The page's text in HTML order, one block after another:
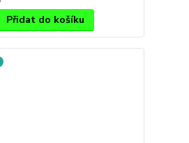
Přidat do košíku